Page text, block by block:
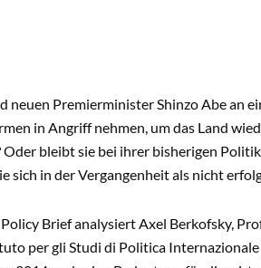
neuen Premierminister Shinzo Abe an
in Angriff nehmen, um das Land
bleibt sie bei ihrer bisherigen
sich in der Vergangenheit als nicht
Brief analysiert Axel Berkofsky,
per gli Studi di Politica